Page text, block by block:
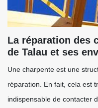
La réparation des
de Talau et ses
Une charpente est une
réparation. En fait, cela est
indispensable de contacter